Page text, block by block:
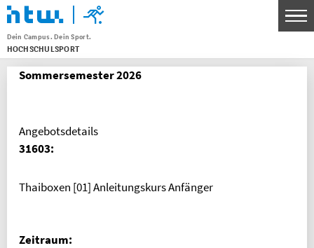
Dein Campus. Dein Sport.
HOCHSCHULSPORT
Menu
Sommersemester 2026
Angebotsdetails
31603:
Thaiboxen [01] Anleitungskurs Anfänger
Zeitraum:
THEMEN
UNSERE SPORTSTÄTTEN